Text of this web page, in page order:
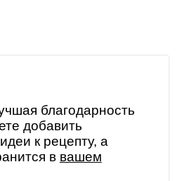
благодарность
добавить
к рецепту, а
в вашем